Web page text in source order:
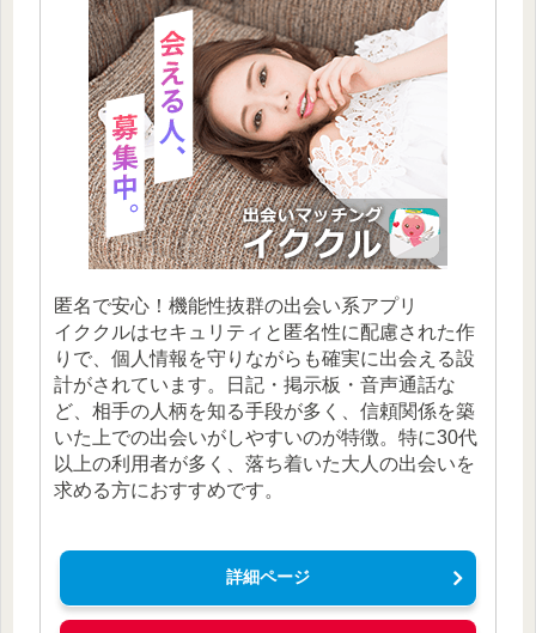
匿名で安心！機能性抜群の出会い系アプリ
イククルはセキュリティと匿名性に配慮された作
りで、個人情報を守りながらも確実に出会える設
計がされています。日記・掲示板・音声通話な
ど、相手の人柄を知る手段が多く、信頼関係を築
いた上での出会いがしやすいのが特徴。特に30代
以上の利用者が多く、落ち着いた大人の出会いを
求める方におすすめです。
詳細ページ